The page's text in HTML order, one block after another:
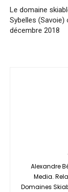
Le domaine
Sybelles (Savoie)
décembre 2018
Alexandre
Media.
Domaines